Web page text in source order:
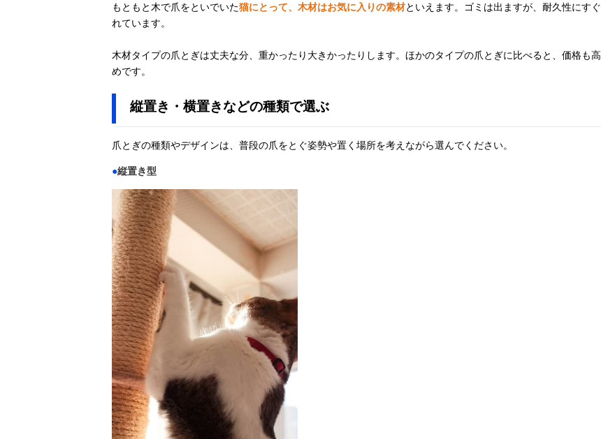
もともと木で爪をといでいた猫にとって、木材はお気に入りの素材といえます。ゴミは出ますが、耐久性にすぐ
れています。
木材タイプの爪とぎは丈夫な分、重かったり大きかったりします。ほかのタイプの爪とぎに比べると、価格も高
めです。
縦置き・横置きなどの種類で選ぶ
爪とぎの種類やデザインは、普段の爪をとぐ姿勢や置く場所を考えながら選んでください。
●縦置き型